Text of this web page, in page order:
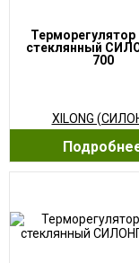
Терморегулятор
стеклянный
700
XILONG